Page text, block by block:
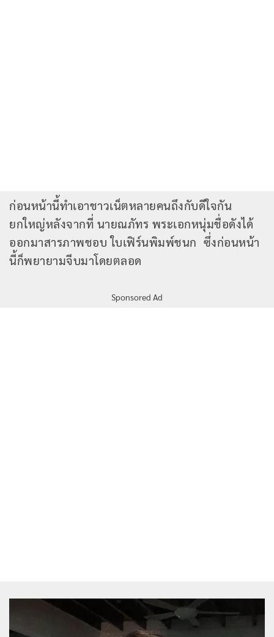
ก่อนหน้านี้ทำเอาชาวเน็ตหลายคนถึงกับดีใจกัน
ยกใหญ่หลังจากที่ นายณภัทร พระเอกหนุ่มชื่อดังได้
ออกมาสารภาพชอบ ใบเฟิร์นพิมพ์ชนก ซึ่งก่อนหน้า
นี้ก็พยายามจีบมาโดยตลอด
Sponsored Ad